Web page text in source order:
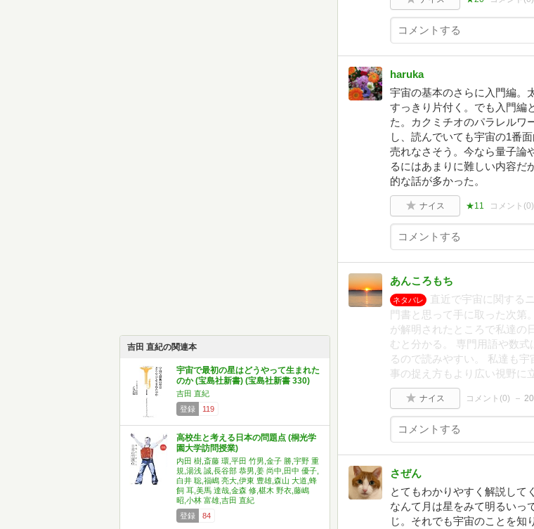
吉田 直紀の関連本
宇宙で最初の星はどうやって生まれた
のか (宝島社新書) (宝島社新書 330)
吉田 直紀
登録
119
高校生と考える日本の問題点 (桐光学
園大学訪問授業)
内田 樹,斎藤 環,平田 竹男,金子 勝,宇野 重
規,湯浅 誠,長谷部 恭男,姜 尚中,田中 優子,
白井 聡,福嶋 亮大,伊東 豊雄,森山 大道,蜂
飼 耳,美馬 達哉,金森 修,椹木 野衣,藤嶋
昭,小林 富雄,吉田 直紀
登録
84
haruka
宇宙の基本のさらに入門編。
すっきり片付く。でも入門編
た。カクミチオのパラレルワ
し、読んでいても宇宙の1番
売れなさそう。今なら量子論
るにはあまりに難しい内容だ
的な話が多かった。
ナイス ★11 コメント(0)
あんころもち
ネタバレ
直近で宇宙に関する
門書と思って手に取った次第
が解明されたところで私達の
むと分かる。 専門用語や数
るので読みやすい。 私達も
事の捉え方もより広い視野に
ナイス コメント(0)
さぜん
とてもわかりやすく解説して
なんて月は星をみて明るいっ
じ。それでも宇宙のことを知